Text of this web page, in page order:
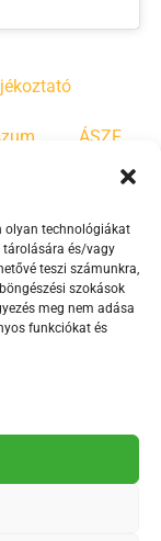
olyan technológiákat
tárolására és/vagy
teszi számunkra,
szokások
meg nem adása
funkciókat és
ÁSZF
a
program